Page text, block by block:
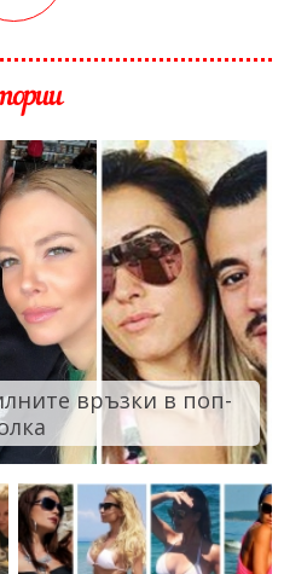
връзки в поп-